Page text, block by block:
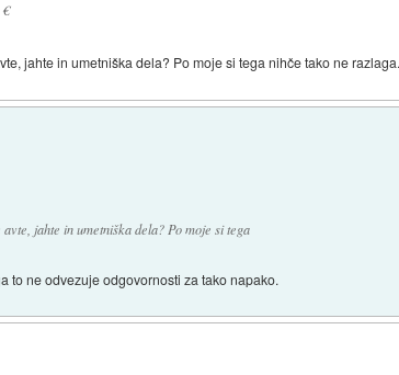
jahte in umetniška dela? Po moje si tega nihče tako ne
jahte in umetniška dela? Po moje si tega
to ne odvezuje odgovornosti za tako napako.